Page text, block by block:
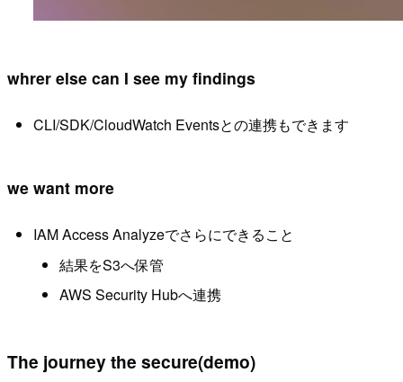
whrer else can I see my findings
CLI/SDK/CloudWatch Eventsとの連携もできます
we want more
IAM Access Analyzeでさらにできること
結果をS3へ保管
AWS Security Hubへ連携
The journey the secure(demo)